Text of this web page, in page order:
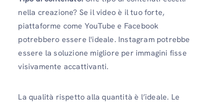
nella creazione? Se il video è il tuo forte,
piattaforme come YouTube e Facebook
potrebbero essere l'ideale. Instagram potrebbe
essere la soluzione migliore per immagini fisse
visivamente accattivanti.
La qualità rispetto alla quantità è l’ideale. Le